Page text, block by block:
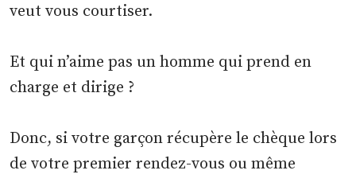
veut vous courtiser.
Et qui n’aime pas un homme qui prend en
charge et dirige ?
Donc, si votre garçon récupère le chèque lors
de votre premier rendez-vous ou même